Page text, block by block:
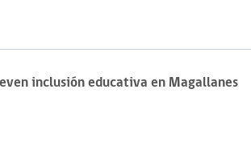
inclusión educativa en Magallanes